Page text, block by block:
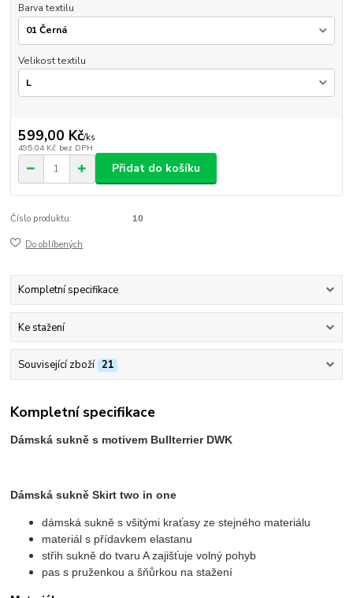
Barva textilu
Velikost textilu
599,00 Kč/ks
495,04 Kč bez DPH
Přidat do košíku
Číslo produktu: 10
Do oblíbených
Kompletní specifikace
Ke stažení
Související zboží 21
Kompletní specifikace
Dámská sukně s motivem Bullterrier DWK
Dámská sukně Skirt two in one
dámská sukně s všitými kraťasy ze stejného materiálu
materiál s přídavkem elastanu
střih sukně do tvaru A zajišťuje volný pohyb
pas s pruženkou a šňůrkou na stažení